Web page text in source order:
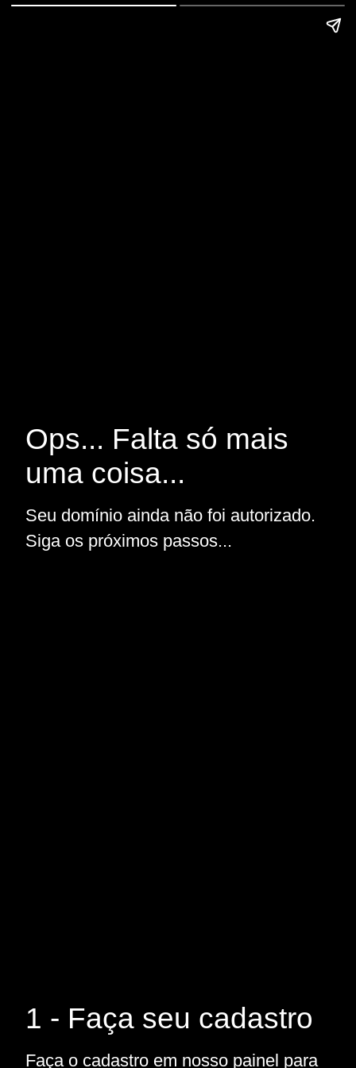
Ops... Falta só mais
uma coisa...
Seu domínio ainda não foi autorizado.
Siga os próximos passos...
1 - Faça seu cadastro
Faça o cadastro em nosso painel para